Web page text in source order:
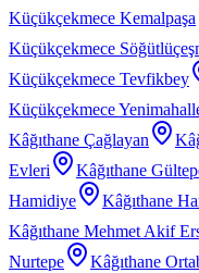
Küçükçekmece Kemalpaşa
Küçükçekmece
Küçükçekmece Tevfikbey
Küçükçekmece
Kâğıthane Çağlayan
Evleri
Kâğıthane
Hamidiye
Kâğıthane
Kâğıthane Mehmet Akif
Nurtepe
Kâğıthane